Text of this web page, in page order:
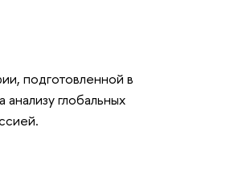
подготовленной в
глобальных